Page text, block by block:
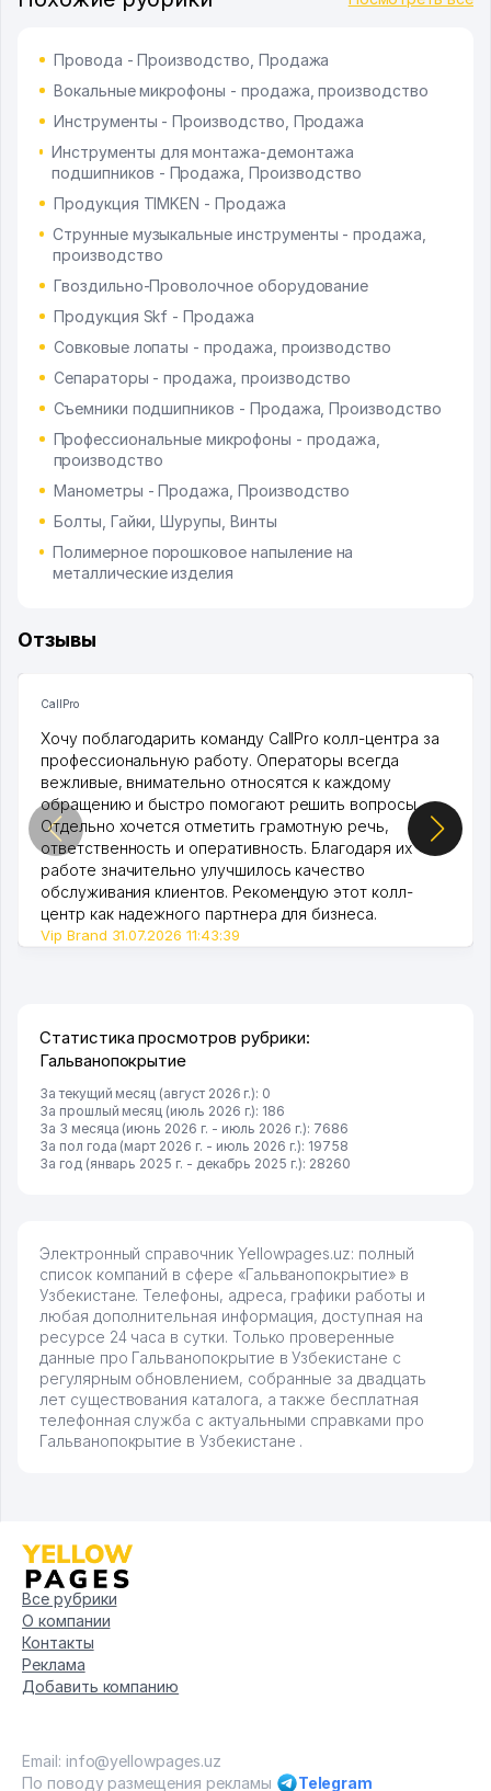
Провода - Производство, Продажа
Вокальные микрофоны - продажа, производство
Инструменты - Производство, Продажа
Инструменты для монтажа-демонтажа
подшипников - Продажа, Производство
Продукция TIMKEN - Продажа
Струнные музыкальные инструменты - продажа,
производство
Гвоздильно-Проволочное оборудование
Продукция Skf - Продажа
Совковые лопаты - продажа, производство
Сепараторы - продажа, производство
Съемники подшипников - Продажа, Производство
Профессиональные микрофоны - продажа,
производство
Манометры - Продажа, Производство
Болты, Гайки, Шурупы, Винты
Полимерное порошковое напыление на
металлические изделия
Отзывы
CallPro
Хочу поблагодарить команду CallPro колл-центра за
профессиональную работу. Операторы всегда
вежливые, внимательно относятся к каждому
обращению и быстро помогают решить вопросы.
Отдельно хочется отметить грамотную речь,
ответственность и оперативность. Благодаря их
работе значительно улучшилось качество
обслуживания клиентов. Рекомендую этот колл-
центр как надежного партнера для бизнеса.
Vip Brand 31.07.2026 11:43:39
Статистика просмотров рубрики:
Гальванопокрытие
За текущий месяц (август 2026 г.): 0
За прошлый месяц (июль 2026 г.): 186
За 3 месяца (июнь 2026 г. - июль 2026 г.): 7686
За пол года (март 2026 г. - июль 2026 г.): 19758
За год (январь 2025 г. - декабрь 2025 г.): 28260
Электронный справочник Yellowpages.uz: полный
список компаний в сфере «Гальванопокрытие» в
Узбекистане. Телефоны, адреса, графики работы и
любая дополнительная информация, доступная на
ресурсе 24 часа в сутки. Только проверенные
данные про Гальванопокрытие в Узбекистане с
регулярным обновлением, собранные за двадцать
лет существования каталога, а также бесплатная
телефонная служба с актуальными справками про
Гальванопокрытие в Узбекистане .
Все рубрики
О компании
Контакты
Реклама
Добавить компанию
Email: info@yellowpages.uz
По поводу размещения рекламы
Telegram